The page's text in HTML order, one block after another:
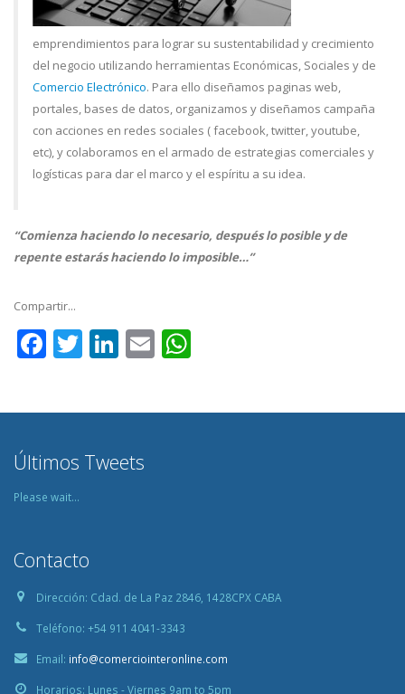
emprendimientos para lograr su sustentabilidad y crecimiento
del negocio utilizando herramientas Económicas, Sociales y de
Comercio Electrónico. Para ello diseñamos paginas web,
portales, bases de datos, organizamos y diseñamos campaña
con acciones en redes sociales ( facebook, twitter, youtube,
etc), y colaboramos en el armado de estrategias comerciales y
logísticas para dar el marco y el espíritu a su idea.
“Comienza haciendo lo necesario, después lo posible y de
repente estarás haciendo lo imposible…”
Compartir...
Facebook
Twitter
LinkedIn
Email
Últimos Tweets
Please wait...
Contacto
Dirección: Cdad. de La Paz 2846, 1428CPX CABA
Teléfono: +54 911 4041-3343
Email: info@comerciointeronline.com
Horarios: Lunes - Viernes 9am to 5pm